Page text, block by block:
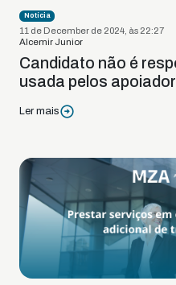
Notícia
11 de December de 2024, às 22:27
Alcemir Junior
Candidato não é
usada pelos
Ler mais